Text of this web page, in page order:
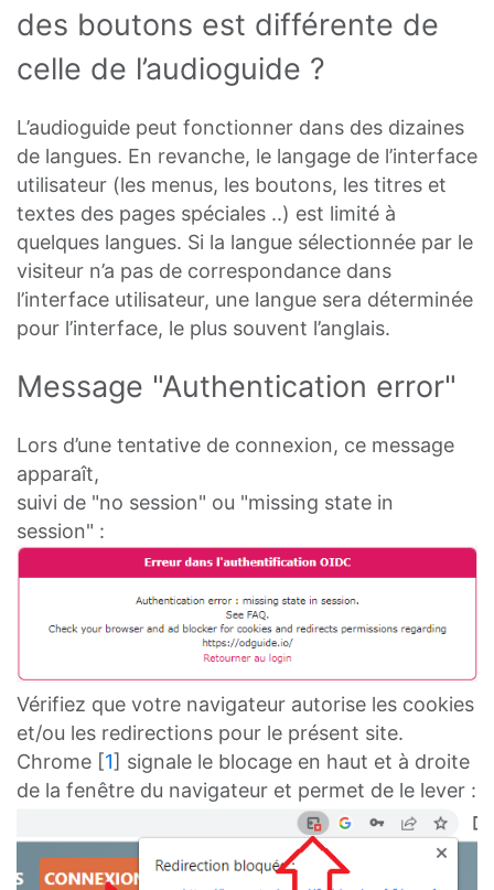
des boutons est différente de
celle de l’audioguide ?
L’audioguide peut fonctionner dans des dizaines
de langues. En revanche, le langage de l’interface
utilisateur (les menus, les boutons, les titres et
textes des pages spéciales ..) est limité à
quelques langues. Si la langue sélectionnée par le
visiteur n’a pas de correspondance dans
l’interface utilisateur, une langue sera déterminée
pour l’interface, le plus souvent l’anglais.
Message "Authentication error"
Lors d’une tentative de connexion, ce message
apparaît,
suivi de "no session" ou "missing state in
session" :
Vérifiez que votre navigateur autorise les cookies
et/ou les redirections pour le présent site.
Chrome [1] signale le blocage en haut et à droite
de la fenêtre du navigateur et permet de le lever :